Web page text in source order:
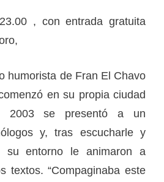
, con entrada gratuita
humorista de Fran El Chavo
en su propia ciudad
2003 se presentó a un
y, tras escucharle y
entorno le animaron a
textos. “Compaginaba este